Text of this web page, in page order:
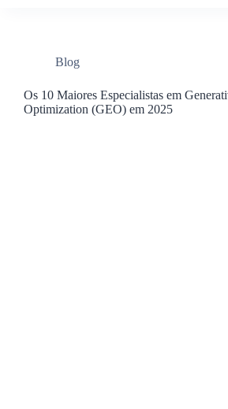
Blog
Os 10 Maiores Especialistas em
Optimization (GEO) em 2025